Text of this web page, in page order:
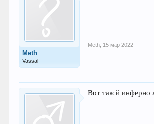
Meth
Vassal
Meth 15 мар 2022
Вот такой инферно